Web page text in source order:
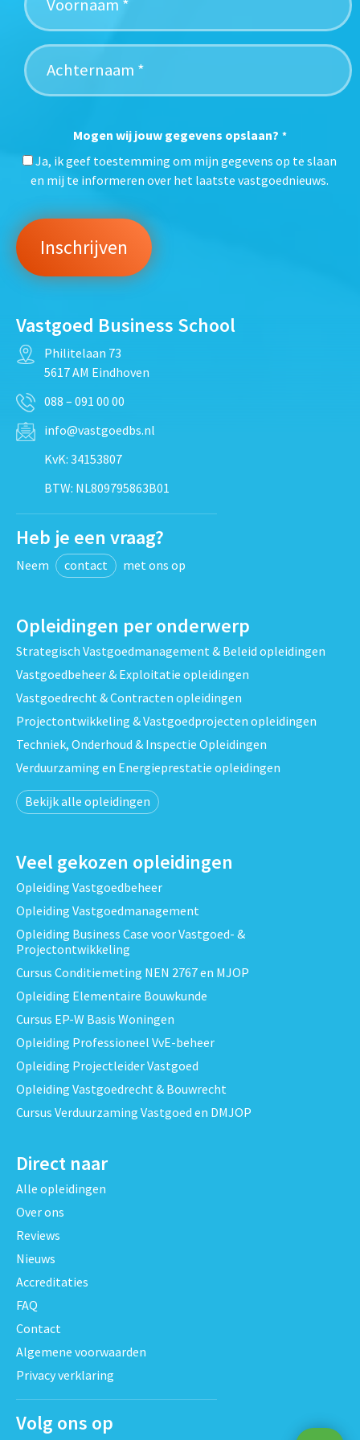
Mogen wij jouw gegevens opslaan? *
Ja, ik geef toestemming om mijn gegevens op te slaan
en mij te informeren over het laatste vastgoednieuws.
Vastgoed Business School
Philitelaan 73
5617 AM Eindhoven
088 – 091 00 00
info@vastgoedbs.nl
KvK: 34153807
BTW: NL809795863B01
Heb je een vraag?
Neem contact met ons op
Opleidingen per onderwerp
Strategisch Vastgoedmanagement & Beleid opleidingen
Vastgoedbeheer & Exploitatie opleidingen
Vastgoedrecht & Contracten opleidingen
Projectontwikkeling & Vastgoedprojecten opleidingen
Techniek, Onderhoud & Inspectie Opleidingen
Verduurzaming en Energieprestatie opleidingen
Bekijk alle opleidingen
Veel gekozen opleidingen
Opleiding Vastgoedbeheer
Opleiding Vastgoedmanagement
Opleiding Business Case voor Vastgoed- &
Projectontwikkeling
Cursus Conditiemeting NEN 2767 en MJOP
Opleiding Elementaire Bouwkunde
Cursus EP-W Basis Woningen
Opleiding Professioneel VvE-beheer
Opleiding Projectleider Vastgoed
Opleiding Vastgoedrecht & Bouwrecht
Cursus Verduurzaming Vastgoed en DMJOP
Direct naar
Alle opleidingen
Over ons
Reviews
Nieuws
Accreditaties
FAQ
Contact
Algemene voorwaarden
Privacy verklaring
Volg ons op